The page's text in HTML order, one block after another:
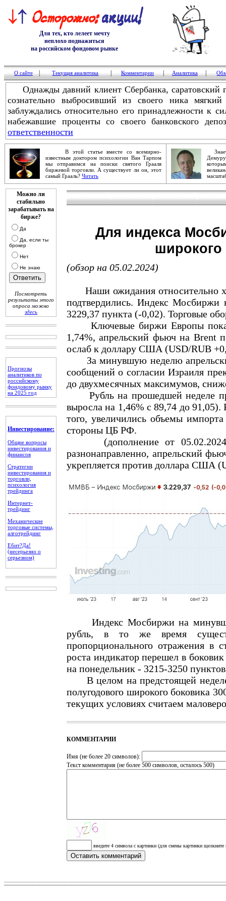
Для тех, кто лелеет мечту
неплохо поднажиться
на российском фондовом рынке
О сайте Текущая аналитика Комментарии Аналитика
Однажды давний клиент Сбербанка, саратовский
сознательно выбросивший из своего ника
заблуждались относительно его принадлежности к
набежавшие проценты со своего банковского
ответственности
В этой статье вместе со всемирно-
известным доктором психологии Ван Тарпом
мы отправимся на поиски святого Грааля
биржевой торговли. А существует ли он, этот
самый Грааль? Читать
Можно ли
стабильно
зарабатывать на
бирже?
Да
Да, если ты
брокер
Нет
Не знаю
Посмотреть
результаты этого
опроса можно
здесь
Прогнозы
аналитиков по
российскому
фондовому рынку
на 2025 год
Инвестирование:
Общие вопросы
инвестирования и
финансов
Стратегии
инвестирования и
торговли,
психология
трейдинга
Интернет-
трейдинг
Механические
торговые системы,
алготрейдинг
Ебит?Да!
(несерьезно о
серьезном)
Для индекса
широкого
(обзор на 05.02.2024)
Наши ожидания относительно
подтвердились. Индекс Мосбиржи
3229,37 пункта (-0,02). Торговые
Ключевые биржи Европы
1,74%, апрельский фьюч на Brent
ослаб к доллару США (USD/RUB
За минувшую неделю
сообщений о согласии Израиля
до двухмесячных максимумов,
Рубль на прошедшей неделе
выросла на 1,46% с 89,74 до 91,05).
того, увеличились объемы
стороны ЦБ РФ.
(дополнение от 05.02.2024):
разнонаправленно, апрельский
укрепляется против доллара США
Индекс Мосбиржи на минувшей
рубль, в то же время
пропорционального отражения в
роста индикатор перешел в
на понедельник - 3215-3250
В целом на предстоящей
полугодового широкого боковика
текущих условиях считаем
КОММЕНТАРИИ
Имя (не более 20 символов):
Текст комментария (не более 500 символов, осталось 500)
введите 4 символа с картинки (для смены картинки щелкните